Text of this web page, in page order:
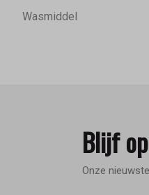
Wasmiddel
Blijf
Onze